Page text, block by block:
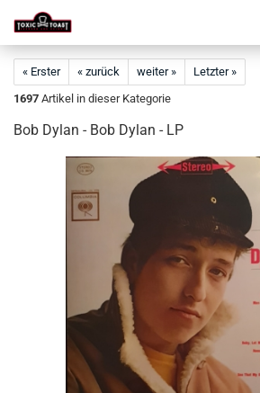
« Erster « zurück weiter »
Letzter »
1697 Artikel in dieser Kategorie
Bob Dylan - Bob Dylan - LP